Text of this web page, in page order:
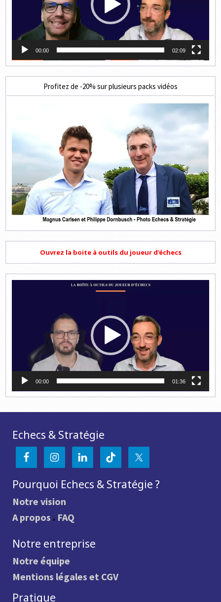
00:00 02:09
Profitez de -20% sur plusieurs packs vidéos
Ouvrez la boite à outils du joueur d'échecs
00:00 01:36
Echecs & Stratégie
Pourquoi Echecs & Stratégie ?
Notre vision
A propos . FAQ
Notre entreprise
Notre équipe
Mentions légales et CGV
Pratique